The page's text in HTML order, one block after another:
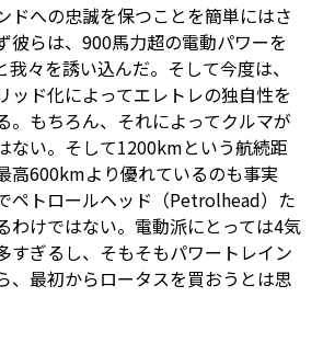
ドへの忠誠を保つことを簡単にはさ
彼らは、900馬力超の電動パワーを
々を誘い込んだ。そして今度は、
ッド化によってエレトレの独自性を
。もちろん、それによってクルマが
ない。そして1200kmという航続距
高600kmより優れているのも事実
ペトロールヘッド（Petrolhead）た
わけではない。電動派にとっては4気
すぎるし、そもそもパワートレイン
、最初からロータスを買おうとは思